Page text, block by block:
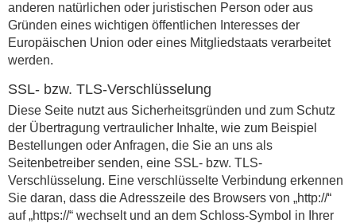
anderen natürlichen oder juristischen Person oder aus
Gründen eines wichtigen öffentlichen Interesses der
Europäischen Union oder eines Mitgliedstaats verarbeitet
werden.
SSL- bzw. TLS-Verschlüsselung
Diese Seite nutzt aus Sicherheitsgründen und zum Schutz
der Übertragung vertraulicher Inhalte, wie zum Beispiel
Bestellungen oder Anfragen, die Sie an uns als
Seitenbetreiber senden, eine SSL- bzw. TLS-
Verschlüsselung. Eine verschlüsselte Verbindung erkennen
Sie daran, dass die Adresszeile des Browsers von „http://“
auf „https://“ wechselt und an dem Schloss-Symbol in Ihrer